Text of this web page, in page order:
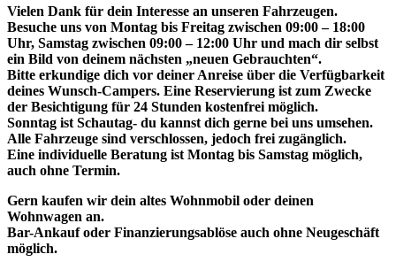
Vielen Dank für dein Interesse an unseren Fahrzeugen.
Besuche uns von Montag bis Freitag zwischen 09:00 – 18:00
Uhr, Samstag zwischen 09:00 – 12:00 Uhr und mach dir selbst
ein Bild von deinem nächsten „neuen Gebrauchten“.
Bitte erkundige dich vor deiner Anreise über die Verfügbarkeit
deines Wunsch-Campers. Eine Reservierung ist zum Zwecke
der Besichtigung für 24 Stunden kostenfrei möglich.
Sonntag ist Schautag- du kannst dich gerne bei uns umsehen.
Alle Fahrzeuge sind verschlossen, jedoch frei zugänglich.
Eine individuelle Beratung ist Montag bis Samstag möglich,
auch ohne Termin.
Gern kaufen wir dein altes Wohnmobil oder deinen
Wohnwagen an.
Bar-Ankauf oder Finanzierungsablöse auch ohne Neugeschäft
möglich.